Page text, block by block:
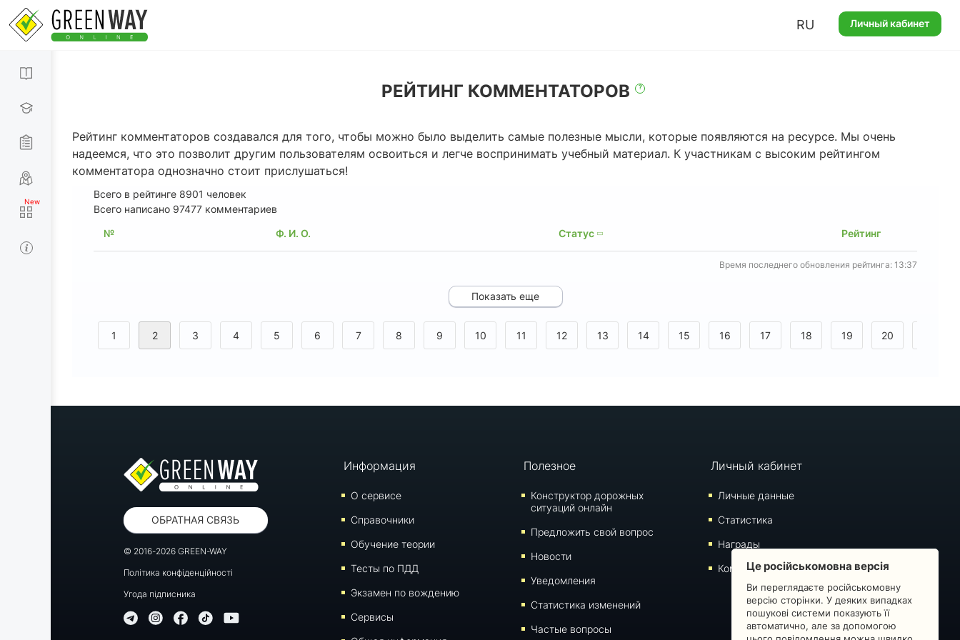
RU Личный кабинет
РЕЙТИНГ КОММЕНТАТОРОВ ?
Рейтинг комментаторов создавался для того, чтобы можно было выделить самые полезные мысли, которые появляются на ресурсе. Мы очень
надеемся, что это позволит другим пользователям освоиться и легче воспринимать учебный материал. К участникам с высоким рейтингом
комментатора однозначно стоит прислушаться!
Всего в рейтинге 8901 человек
Всего написано 97477 комментариев
№
Ф. И. О. Статус Рейтинг
Время последнего обновления рейтинга: 13:37
Показать еще
1 2 3 4 5 6 7 8 9 10 11 12 13 14 15 16 17 18 19 20
ОБРАТНАЯ СВЯЗЬ
© 2016-2026 GREEN-WAY
Політика конфіденційності
Угода підписника
Информация
О сервисе
Справочники
Обучение теории
Тесты по ПДД
Экзамен по вождению
Сервисы
Полезное
Конструктор дорожных
ситуаций онлайн
Предложить свой вопрос
Новости
Уведомления
Статистика изменений
Частые вопросы
Личный кабинет
Личные данные
Статистика
Награды
Комментарии
Це російськомовна версія
Ви переглядаєте російськомовну
версію сторінки. У деяких випадках
пошукові системи показують її
автоматично, але за допомогою